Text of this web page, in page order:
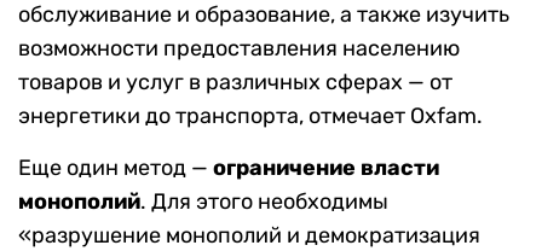
обслуживание и образование, а также изучить
возможности предоставления населению
товаров и услуг в различных сферах — от
энергетики до транспорта, отмечает Oxfam.
Еще один метод — ограничение власти
монополий. Для этого необходимы
«разрушение монополий и демократизация